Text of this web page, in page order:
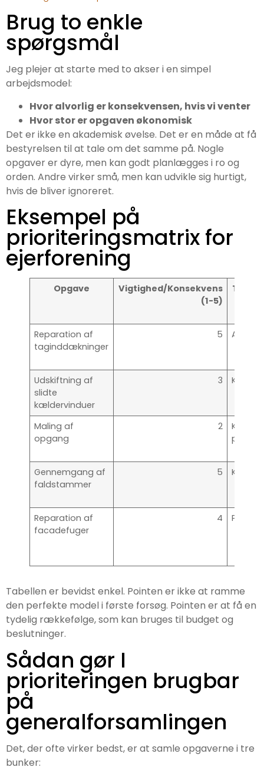
Brug to enkle
spørgsmål
Jeg plejer at starte med to akser i en simpel
arbejdsmodel:
Hvor alvorlig er konsekvensen, hvis vi venter
Hvor stor er opgaven økonomisk
Det er ikke en akademisk øvelse. Det er en måde at få
bestyrelsen til at tale om det samme på. Nogle
opgaver er dyre, men kan godt planlægges i ro og
orden. Andre virker små, men kan udvikle sig hurtigt,
hvis de bliver ignoreret.
Eksempel på
prioriteringsmatrix for
ejerforening
Opgave
Vigtighed/Konsekvens
(1-5)
Reparation af
taginddækninger
5 Akut
Udskiftning af
slidte
kældervinduer
3 Kort
Maling af
opgang
2
Kan
Gennemgang af
faldstammer
5 Kort
Reparation af
facadefuger
4
Tabellen er bevidst enkel. Pointen er ikke at ramme
den perfekte model i første forsøg. Pointen er at få en
tydelig rækkefølge, som kan bruges til budget og
beslutninger.
Sådan gør I
prioriteringen brugbar
på
generalforsamlingen
Det, der ofte virker bedst, er at samle opgaverne i tre
bunker: